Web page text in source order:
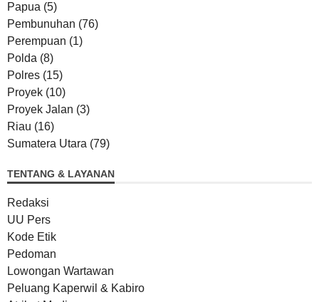
Papua (5)
Pembunuhan (76)
Perempuan (1)
Polda (8)
Polres (15)
Proyek (10)
Proyek Jalan (3)
Riau (16)
Sumatera Utara (79)
TENTANG & LAYANAN
Redaksi
UU Pers
Kode Etik
Pedoman
Lowongan Wartawan
Peluang Kaperwil & Kabiro